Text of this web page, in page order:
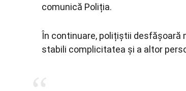
comunică Poliția.
În continuare, polițiștii desfășoară
stabili complicitatea și a altor